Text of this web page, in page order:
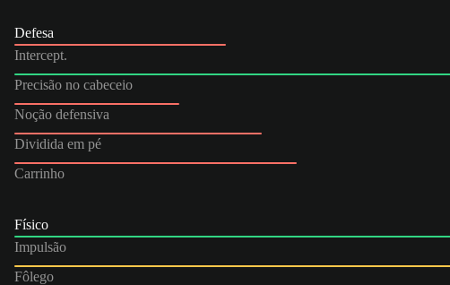
Defesa
Intercept.
Precisão no cabeceio
Noção defensiva
Dividida em pé
Carrinho
Físico
Impulsão
Fôlego